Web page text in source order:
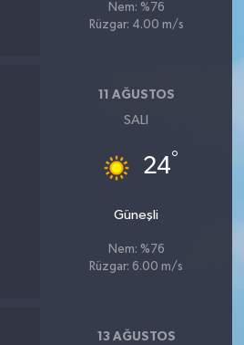
Nem: %76
Rüzgar: 4.00 m/s
11 AĞUSTOS
SALI
24°
Güneşli
Nem: %76
Rüzgar: 6.00 m/s
13 AĞUSTOS